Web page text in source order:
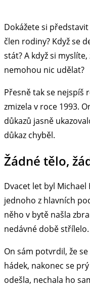
Dokážete si
člen rodiny? Když se
stát? A když si
nemohou nic udělat?
Přesně tak se nejspíš
zmizela v roce 1993.
důkazů jasně
důkaz chyběl.
Žádné tělo,
Dvacet let byl Michael
jednoho z hlavních
něho v bytě našla
nedávné době střílelo.
On sám potvrdil, že
hádek, nakonec se
odešla, nechala ho